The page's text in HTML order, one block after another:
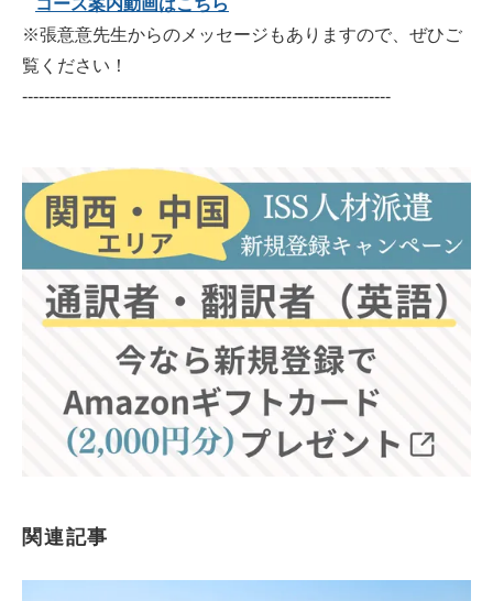
コース案内動画はこちら
※張意意先生からのメッセージもありますので、ぜひご
覧ください！
-------------------------------------------------------------------
関連記事